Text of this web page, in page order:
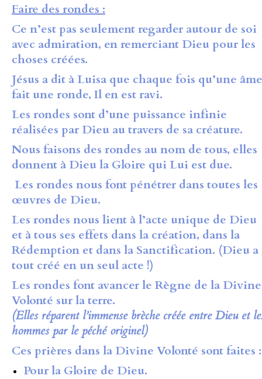
Faire des rondes :
Ce n’est pas seulement regarder autour de soi
avec admiration, en remerciant Dieu pour les
choses créées.
Jésus a dit à Luisa que chaque fois qu’une âme
fait une ronde, Il en est ravi.
Les rondes sont d’une puissance infinie
réalisées par Dieu au travers de sa créature.
Nous faisons des rondes au nom de tous, elles
donnent à Dieu la Gloire qui Lui est due.
Les rondes nous font pénétrer dans toutes les
œuvres de Dieu.
Les rondes nous lient à l’acte unique de Dieu
et à tous ses effets dans la création, dans la
Rédemption et dans la Sanctification. (Dieu a
tout créé en un seul acte !)
Les rondes font avancer le Règne de la Divine
Volonté sur la terre.
(Elles réparent l’immense brèche créée entre Dieu et
hommes par le péché originel)
Ces prières dans la Divine Volonté sont faites :
Pour la Gloire de Dieu.